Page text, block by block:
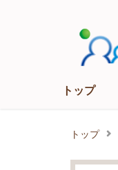
トップ
トップ